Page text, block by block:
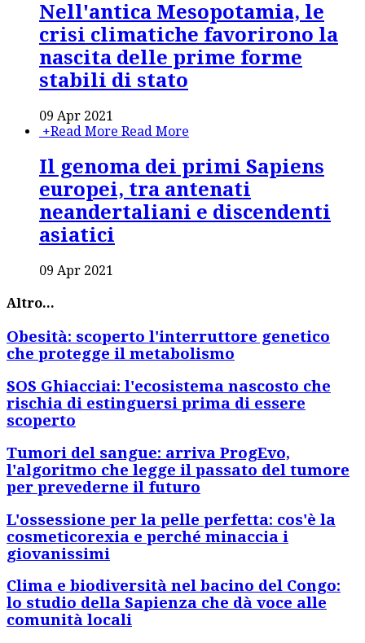
Nell'antica Mesopotamia, le
crisi climatiche favorirono la
nascita delle prime forme
stabili di stato
09 Apr 2021
+Read More Read More
Il genoma dei primi Sapiens
europei, tra antenati
neandertaliani e discendenti
asiatici
09 Apr 2021
Altro...
Obesità: scoperto l'interruttore genetico
che protegge il metabolismo
SOS Ghiacciai: l'ecosistema nascosto che
rischia di estinguersi prima di essere
scoperto
Tumori del sangue: arriva ProgEvo,
l'algoritmo che legge il passato del tumore
per prevederne il futuro
L'ossessione per la pelle perfetta: cos'è la
cosmeticorexia e perché minaccia i
giovanissimi
Clima e biodiversità nel bacino del Congo:
lo studio della Sapienza che dà voce alle
comunità locali